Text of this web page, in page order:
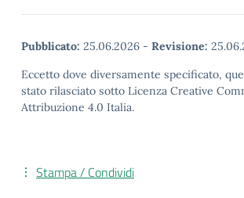
Pubblicato: 25.06.2026 - Revisione:
Eccetto dove diversamente specificato,
stato rilasciato sotto Licenza Creative
Attribuzione 4.0 Italia.
Stampa / Condividi